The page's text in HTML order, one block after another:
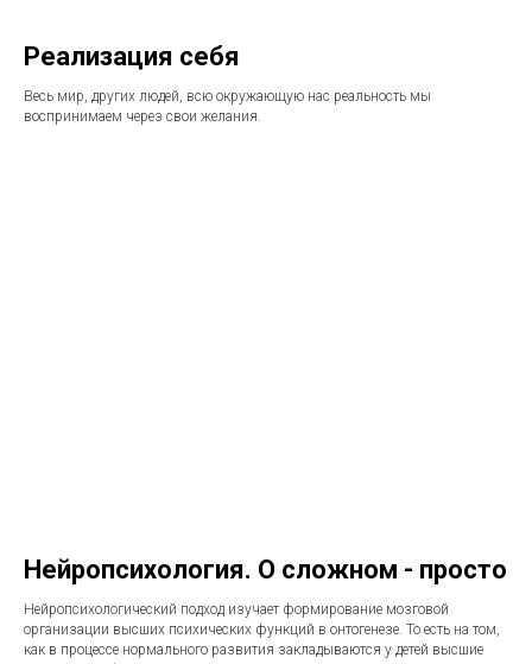
Реализация себя
Весь мир, других людей, всю окружающую нас реальность мы
воспринимаем через свои желания.
Нейропсихология. О сложном - просто
Нейропсихологический подход изучает формирование мозговой
организации высших психических функций в онтогенезе. То есть на том,
как в процессе нормального развития закладываются у детей высшие